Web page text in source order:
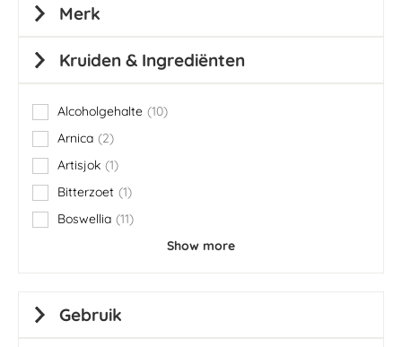
Merk
Kruiden & Ingrediënten
Alcoholgehalte 10
items
Arnica
2
items
Artisjok 1
item
Bitterzoet 1
item
Boswellia 11
items
Show more
Gebruik